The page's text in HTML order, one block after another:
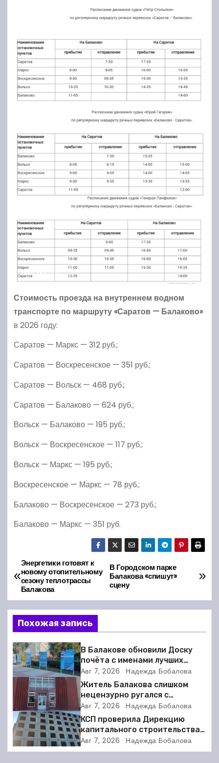
Стоимость проезда на внутреннем водном
транспорте по маршруту «Саратов — Балаково»
в 2026 году:
Саратов — Маркс — 312 руб.;
Саратов — Воскресенское — 351 руб.;
Саратов — Вольск — 468 руб.;
Саратов — Балаково — 624 руб.;
Вольск — Балаково — 195 руб.;
Вольск — Воскресенское — 117 руб.;
Вольск — Маркс — 195 руб.;
Воскресенское — Маркс — 78 руб.;
Балаково — Воскресенское — 273 руб.;
Балаково — Маркс — 351 руб.
Н
а
в
и
г
а
ц
и
я
п
В Городском парке
Балакова «спишут»
сцену
Энергетики готовят к
новому отопительному
сезону теплотрассы
Балакова
Похожая запись
В Балакове обновили Доску
почёта с именами лучших
спортсменов. Фото
Авг 7, 2026 Надежда Бобалова
Житель Балакова слишком
нецензурно ругался с
соседкой и получил двое суток
ареста
Авг 7, 2026 Надежда Бобалова
КСП проверила Дирекцию
капитального строительства в
Балакове и нашла множество
нарушений
Авг 7, 2026 Надежда Бобалова